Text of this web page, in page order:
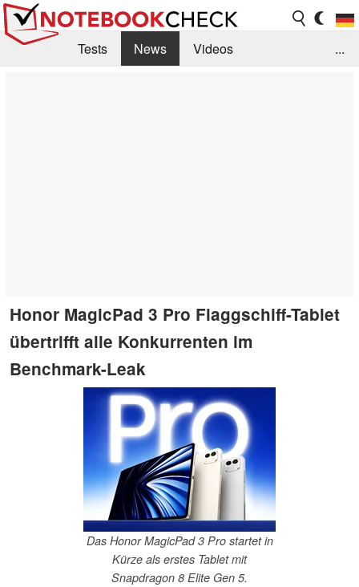
Tests News
Videos
...
Honor MagicPad 3 Pro Flaggschiff-Tablet
übertrifft alle Konkurrenten im
Benchmark-Leak
Das Honor MagicPad 3 Pro startet in
Kürze als erstes Tablet mit
Snapdragon 8 Elite Gen 5.